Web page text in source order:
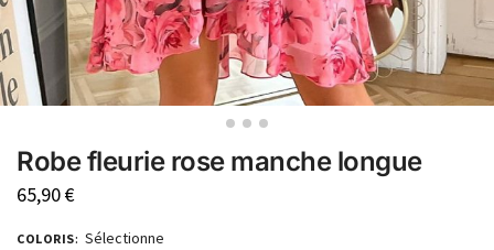
Robe fleurie rose manche longue
65,90€
COLORIS: Sélectionne